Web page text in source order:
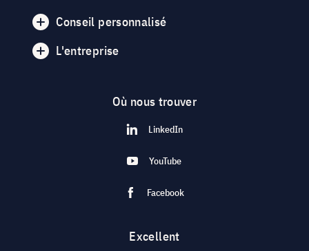
Conseil personnalisé
L'entreprise
Où nous trouver
LinkedIn
YouTube
Facebook
Excellent